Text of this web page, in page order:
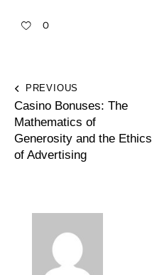
0
PREVIOUS
Casino Bonuses: The
Mathematics of
Generosity and the Ethics
of Advertising